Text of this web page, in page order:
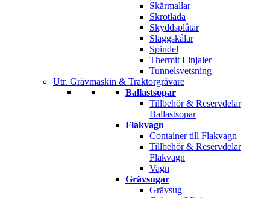
Skärmallar
Skrotlåda
Skyddsplåtar
Slaggskålar
Spindel
Thermit Linjaler
Tunnelsvetsning
Utr. Grävmaskin & Traktorgrävare
Ballastsopar
Tillbehör & Reservdelar
Ballastsopar
Flakvagn
Container till Flakvagn
Tillbehör & Reservdelar
Flakvagn
Vagn
Grävsugar
Grävsug